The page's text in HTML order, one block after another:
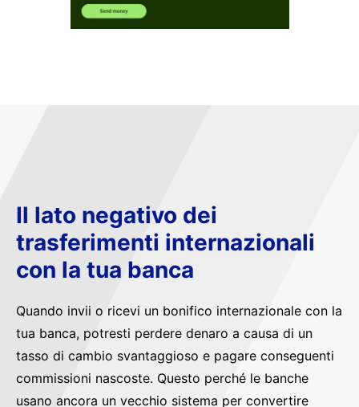
Il lato negativo dei
trasferimenti internazionali
con la tua banca
Quando invii o ricevi un bonifico internazionale con la
tua banca, potresti perdere denaro a causa di un
tasso di cambio svantaggioso e pagare conseguenti
commissioni nascoste. Questo perché le banche
usano ancora un vecchio sistema per convertire